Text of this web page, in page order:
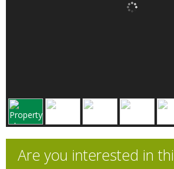
Are you interested in